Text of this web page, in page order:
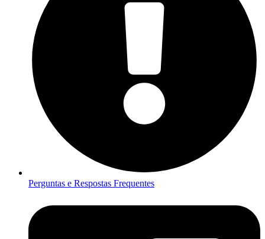
Perguntas e Respostas Frequentes